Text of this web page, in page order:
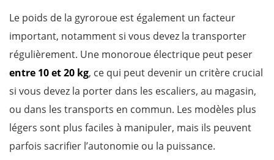
Le poids de la gyroroue est également un facteur
important, notamment si vous devez la transporter
régulièrement. Une monoroue électrique peut peser
entre 10 et 20 kg, ce qui peut devenir un critère crucial
si vous devez la porter dans les escaliers, au magasin,
ou dans les transports en commun. Les modèles plus
légers sont plus faciles à manipuler, mais ils peuvent
parfois sacrifier l’autonomie ou la puissance.